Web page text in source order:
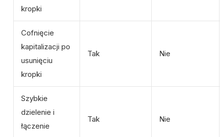
kropki
Cofnięcie
kapitalizacji po
usunięciu
kropki
Tak Nie
Szybkie
dzielenie i
łączenie
Tak Nie